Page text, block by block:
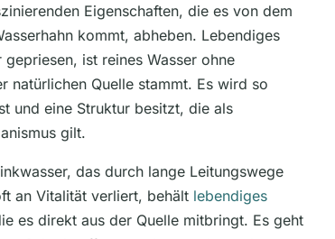
Eigenschaften, die es von dem
kommt, abheben. Lebendiges
ist reines Wasser ohne
natürlichen Quelle stammt. Es wird so
und eine Struktur besitzt, die als
gilt.
das durch lange Leitungswege
an Vitalität verliert, behält lebendiges
es direkt aus der Quelle mitbringt. Es geht